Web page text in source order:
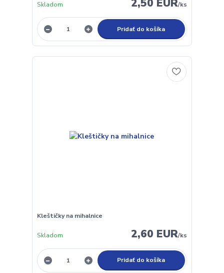
2,50 EUR/ks
Skladom
Pridať do košíka
Kleštičky na mihalnice
2,60 EUR/ks
Skladom
Pridať do košíka